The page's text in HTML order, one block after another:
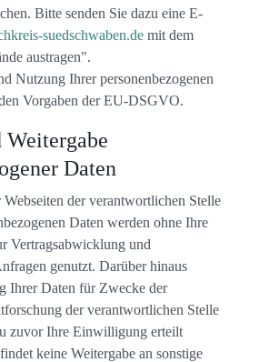
Bitte senden Sie dazu eine E-
suedschwaben.de mit dem
austragen".
Nutzung Ihrer personenbezogenen
Vorgaben der EU-DSGVO.
Daten
der verantwortlichen Stelle
Daten werden ohne Ihre
Vertragsabwicklung und
genutzt. Darüber hinaus
Ihrer Daten für Zwecke der
der verantwortlichen Stelle
zuvor Ihre Einwilligung erteilt
keine Weitergabe an sonstige